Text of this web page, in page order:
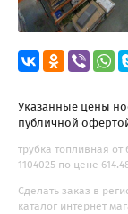
Указанные цены
публичной
трубка топливная от
1104025 по цене
Сделать заказ в
каталог интернет